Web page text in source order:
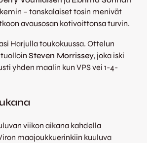
– tanskalaiset tosin menivät
avausosan kotivoittonsa turvin.
Harjulla toukokuussa. Ottelun
Steven Morrissey, joka iski
yhden maalin kun VPS vei 1-4-
viikon aikana kahdella
maajoukkuerinkiin kuuluva